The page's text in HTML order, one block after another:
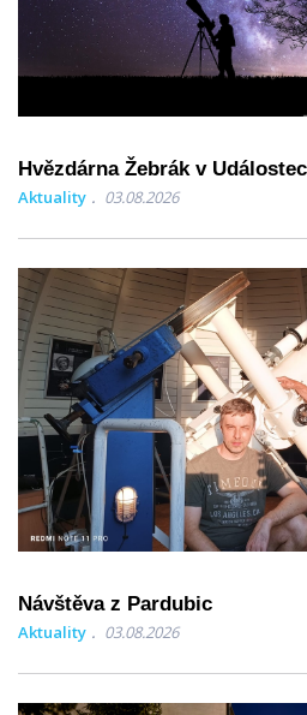
Hvězdárna Žebrák v
Aktuality 03.08.2026
Návštěva z Pardubic
Aktuality 03.08.2026